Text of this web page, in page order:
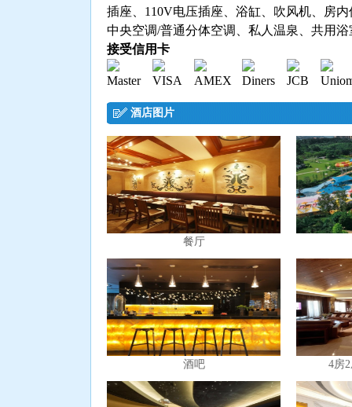
插座、110V电压插座、浴缸、吹风机、房
中央空调/普通分体空调、私人温泉、共用浴
接受信用卡
酒店图片
餐厅
酒吧 4房